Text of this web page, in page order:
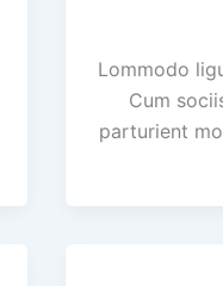
Lommodo
Cum
parturient